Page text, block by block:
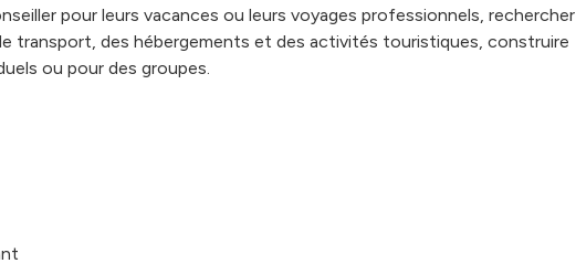
pour leurs vacances ou leurs voyages professionnels, rechercher
transport, des hébergements et des activités touristiques, construire
ou pour des groupes.